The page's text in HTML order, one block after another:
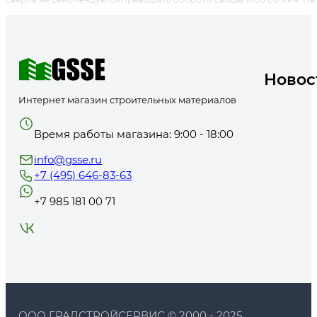
Интернет магазин строительных материалов
Время работы магазина: 9:00 - 18:00
info@gsse.ru
+7 (495) 646-83-63
+7 985 181 00 71